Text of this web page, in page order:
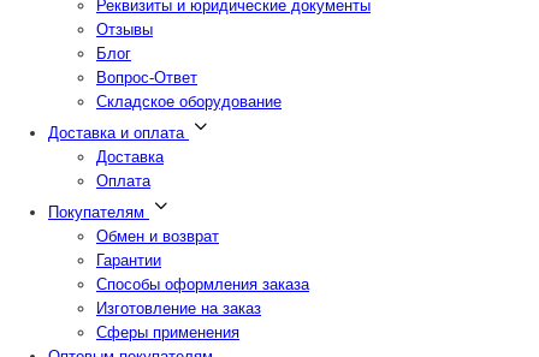
Реквизиты и юридические документы
Отзывы
Блог
Вопрос-Ответ
Складское оборудование
Доставка и оплата
Доставка
Оплата
Покупателям
Обмен и возврат
Гарантии
Способы оформления заказа
Изготовление на заказ
Сферы применения